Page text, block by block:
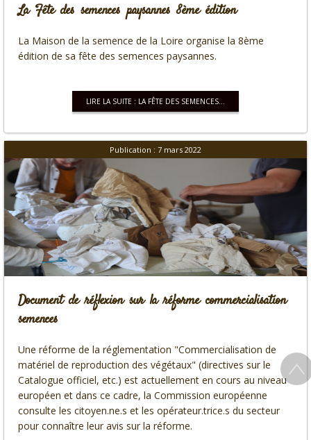
La Fête des semences paysannes 8ème édition
La Maison de la semence de la Loire organise la 8ème
édition de sa fête des semences paysannes.
LIRE LA SUITE : LA FÊTE DES SEMENCES...
Publication : 7 mars 2022
Document de réflexion sur la réforme commercialisation
semences
Une réforme de la réglementation "Commercialisation de
matériel de reproduction des végétaux" (directives sur le
Catalogue officiel, etc.) est actuellement en cours au niveau
européen et dans ce cadre, la Commission européenne
consulte les citoyen.ne.s et les opérateur.trice.s du secteur
pour connaître leur avis sur la réforme.